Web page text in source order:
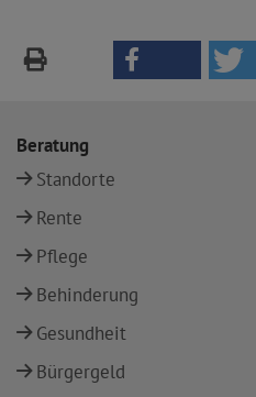
Beratung
Standorte
Rente
Pflege
Behinderung
Gesundheit
Bürgergeld